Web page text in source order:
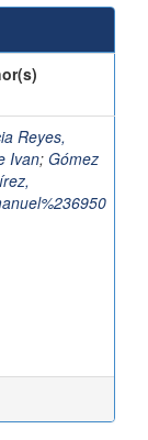
Reyes,
Ivan; Gómez